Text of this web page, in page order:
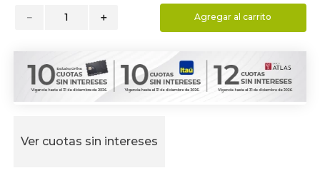
＋
－ Agregar al carrito
Ver cuotas sin intereses